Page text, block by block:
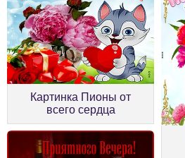
Картинка Пионы от
всего сердца